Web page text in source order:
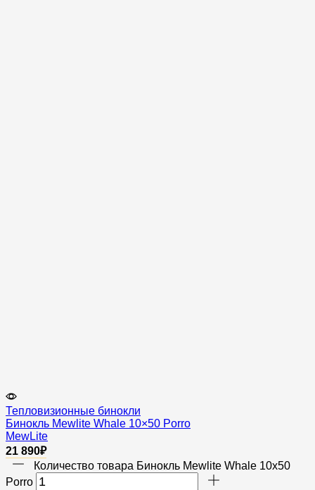
Тепловизионные бинокли
Бинокль Mewlite Whale 10×50 Porro
MewLite
21 890₽
Количество товара Бинокль Mewlite Whale 10x50
Porro